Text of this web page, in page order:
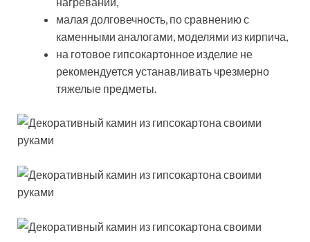
малая долговечность, по сравнению с
каменными аналогами, моделями из кирпича,
на готовое гипсокартонное изделие не
рекомендуется устанавливать чрезмерно
тяжелые предметы.